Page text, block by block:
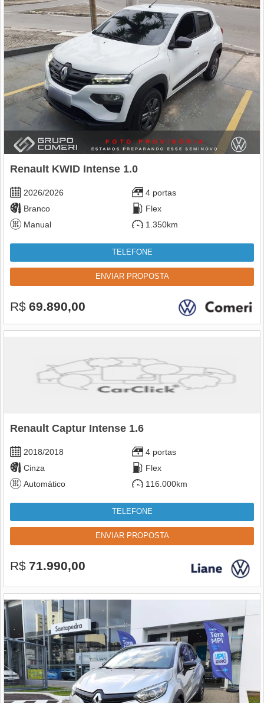
Renault KWID Intense 1.0
2026/2026
4 portas
Branco
Flex
Manual
1.350km
TELEFONE
ENVIAR PROPOSTA
R$ 69.890,00
Renault Captur Intense 1.6
2018/2018
4 portas
Cinza
Flex
Automático
116.000km
TELEFONE
ENVIAR PROPOSTA
R$ 71.990,00